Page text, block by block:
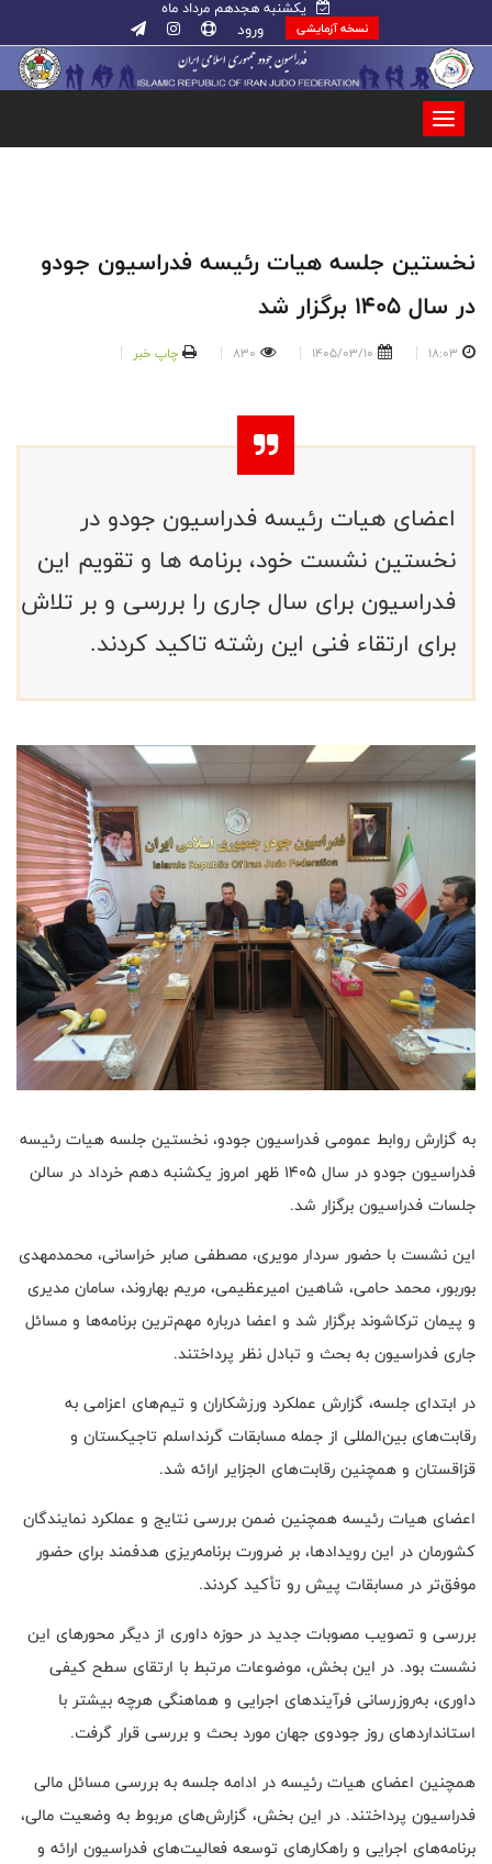
یکشنبه هجدهم مرداد ماه
نسخه آزمایشی ورود
نخستین جلسه هیات رئیسه فدراسیون جودو
در سال ۱۴۰۵ برگزار شد
18:03
1405/03/10
830 چاپ خبر
اعضای هیات رئیسه فدراسیون جودو در
نخستین نشست خود، برنامه ها و تقویم این
فدراسیون برای سال جاری را بررسی و بر تلاش
برای ارتقاء فنی این رشته تاکید کردند.
به گزارش روابط عمومی فدراسیون جودو، نخستین جلسه هیات رئیسه
فدراسیون جودو در سال ۱۴۰۵ ظهر امروز یکشنبه دهم خرداد در سالن
جلسات فدراسیون برگزار شد.
این نشست با حضور سردار مویری، مصطفی صابر خراسانی، محمدمهدی
بوربور، محمد حامی، شاهین امیرعظیمی، مریم بهاروند، سامان مدیری
و پیمان ترکاشوند برگزار شد و اعضا درباره مهم‌ترین برنامه‌ها و مسائل
جاری فدراسیون به بحث و تبادل نظر پرداختند.
در ابتدای جلسه، گزارش عملکرد ورزشکاران و تیم‌های اعزامی به
رقابت‌های بین‌المللی از جمله مسابقات گرنداسلم تاجیکستان و
قزاقستان و همچنین رقابت‌های الجزایر ارائه شد.
اعضای هیات رئیسه همچنین ضمن بررسی نتایج و عملکرد نمایندگان
کشورمان در این رویدادها، بر ضرورت برنامه‌ریزی هدفمند برای حضور
موفق‌تر در مسابقات پیش رو تأکید کردند.
بررسی و تصویب مصوبات جدید در حوزه داوری از دیگر محورهای این
نشست بود. در این بخش، موضوعات مرتبط با ارتقای سطح کیفی
داوری، به‌روزرسانی فرآیندهای اجرایی و هماهنگی هرچه بیشتر با
استانداردهای روز جودوی جهان مورد بحث و بررسی قرار گرفت.
همچنین اعضای هیات رئیسه در ادامه جلسه به بررسی مسائل مالی
فدراسیون پرداختند. در این بخش، گزارش‌های مربوط به وضعیت مالی،
برنامه‌های اجرایی و راهکارهای توسعه فعالیت‌های فدراسیون ارائه و